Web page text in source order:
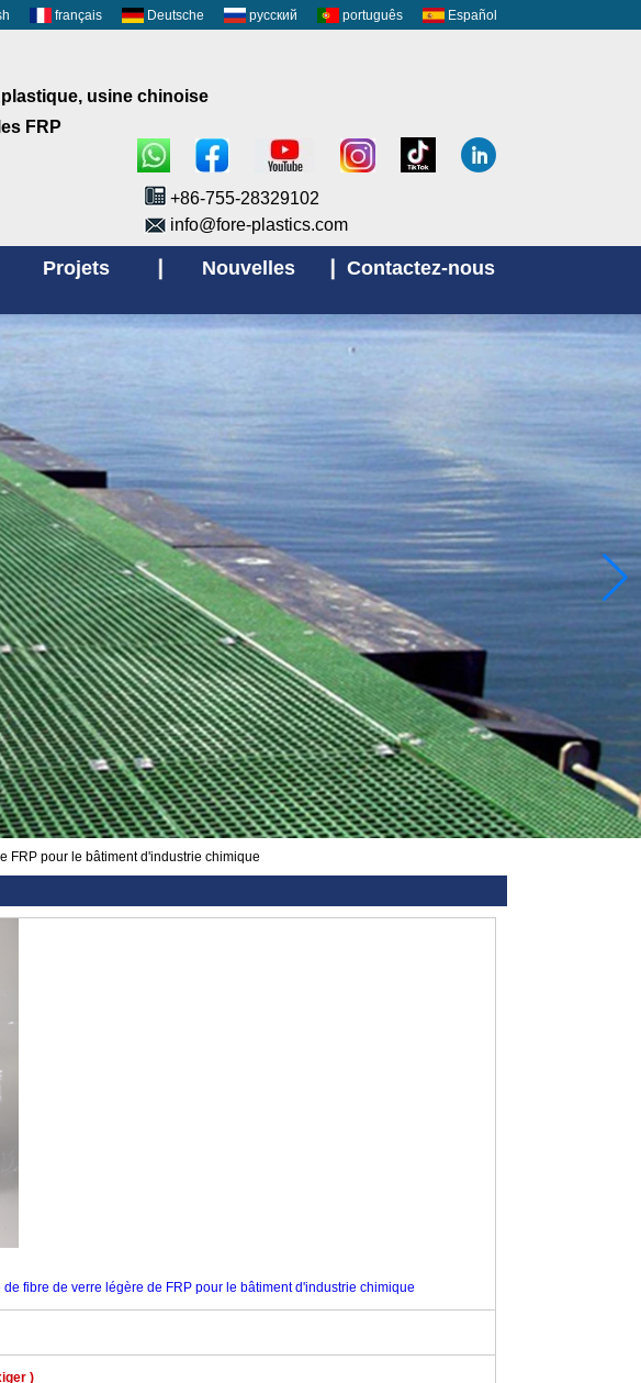
français Deutsche русский português Español
usine chinoise
FRP
+86-755-28329102
info@fore-plastics.com
Projets Nouvelles Contactez-nous
FRP pour le bâtiment d'industrie chimique
fibre de verre légère de FRP pour le bâtiment d'industrie chimique
)